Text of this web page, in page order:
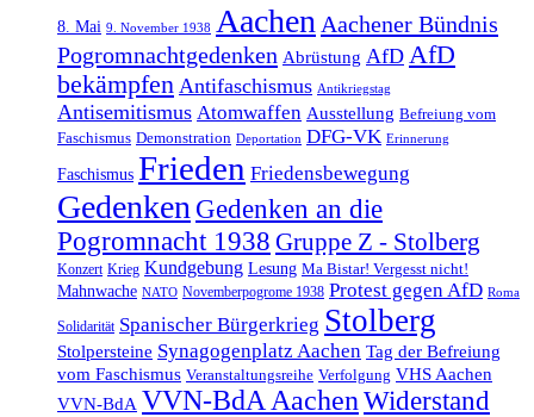
8. Mai 9. November 1938 Aachen Aachener Bündnis
Pogromnachtgedenken Abrüstung AfD AfD
bekämpfen Antifaschismus Antikriegstag
Antisemitismus Atomwaffen Ausstellung Befreiung vom
Faschismus Demonstration Deportation DFG-VK Erinnerung
Faschismus Frieden Friedensbewegung
Gedenken Gedenken an die
Pogromnacht 1938 Gruppe Z - Stolberg
Konzert Krieg Kundgebung Lesung Ma Bistar! Vergesst nicht!
Mahnwache NATO Novemberpogrome 1938 Protest gegen AfD Roma
Solidarität Spanischer Bürgerkrieg Stolberg
Stolpersteine Synagogenplatz Aachen Tag der Befreiung
vom Faschismus Veranstaltungsreihe Verfolgung VHS Aachen
VVN-BdA VVN-BdA AachenWiderstand